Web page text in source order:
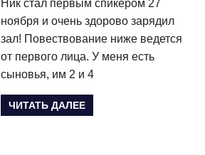
Ник стал первым спикером 27
ноября и очень здорово зарядил
зал! Повествование ниже ведется
от первого лица. У меня есть
сыновья, им 2 и 4
ЧИТАТЬ ДАЛЕЕ